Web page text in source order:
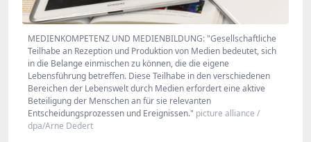
MEDIENKOMPETENZ UND MEDIENBILDUNG: "Gesellschaftliche
Teilhabe an Rezeption und Produktion von Medien bedeutet, sich
in die Belange einmischen zu können, die die eigene
Lebensführung betreffen. Diese Teilhabe in den verschiedenen
Bereichen der Lebenswelt durch Medien erfordert eine aktive
Beteiligung der Menschen an für sie relevanten
Entscheidungsprozessen und Ereignissen." picture alliance /
dpa/Arne Dedert